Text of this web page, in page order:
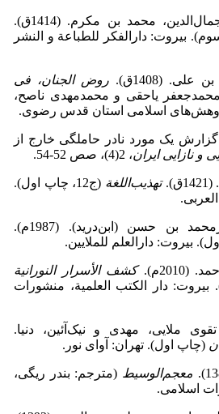
محمد بن ‌مکرم. (1414ق).
بیروت: دارالفکر للطباعة و النشر
(1408ق).
روض الجنان، فی
یاحقی و محمدمهدی ناصح،
فریده. (1379). گزارش یک مورد نادر حاملگی خارج از
و نازایی ایران، 2(4)، صص 52‑54.
تهذیباللغة
(ج12، چاپ اول).
بن ‌حسن (ابن‌درید). (1987م).
کشف الأسرار النورانیة
بیروت: دار الکتب العلمیة، منشورات
ملایی، مهدی و نیک‌آئین، دنیا.
(چاپ اول). تهران: آوای نور.
معجمالوسیط (مترجم: بندر ریگی،
اسلامی.